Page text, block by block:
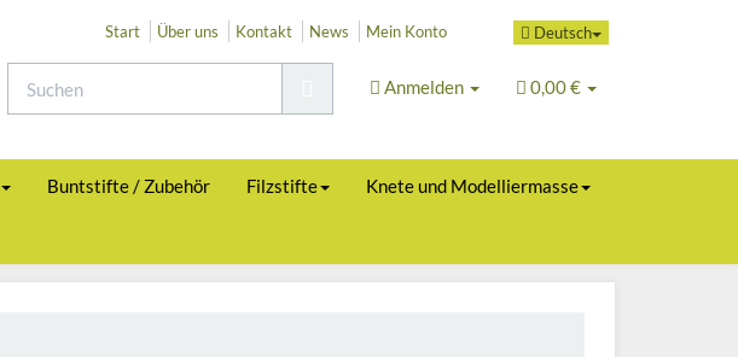
Deutsch
Start Über uns Kontakt News Mein Konto
Anmelden 0,00 €
Buntstifte / Zubehör Filzstifte Knete und Modelliermasse